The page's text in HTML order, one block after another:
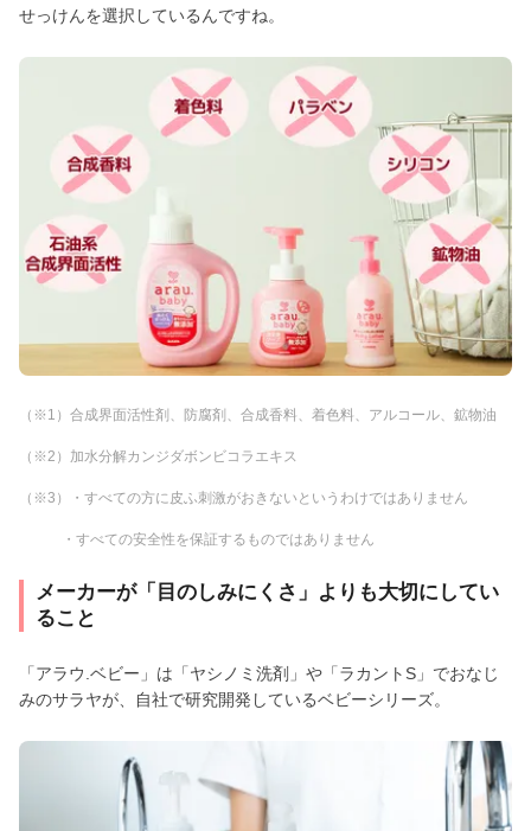
せっけんを選択しているんですね。
（※1）合成界面活性剤、防腐剤、合成香料、着色料、アルコール、鉱物油
（※2）加水分解カンジダボンビコラエキス
（※3）・すべての方に皮ふ刺激がおきないというわけではありません
・すべての安全性を保証するものではありません
メーカーが「目のしみにくさ」よりも大切にしてい
ること
「アラウ.ベビー」は「ヤシノミ洗剤」や「ラカントS」でおなじ
みのサラヤが、自社で研究開発しているベビーシリーズ。